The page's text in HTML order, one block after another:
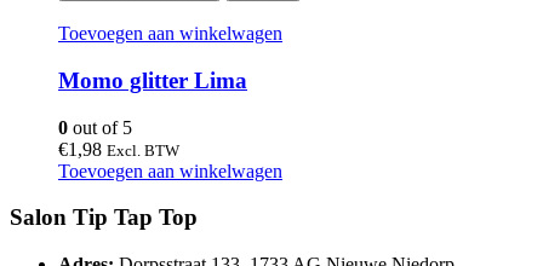
Toevoegen aan winkelwagen
Momo glitter Lima
0 out of 5
€1,98 Excl. BTW
Toevoegen aan winkelwagen
Salon Tip Tap Top